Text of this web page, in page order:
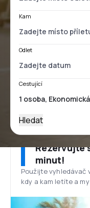
Kam
Odlet
Cestující
Hledat
Rezervujte
minut!
Použijte vyhledávač
kdy a kam letíte a